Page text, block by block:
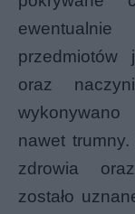
przedmiotów
oraz
nawet
zdrowia
zostało